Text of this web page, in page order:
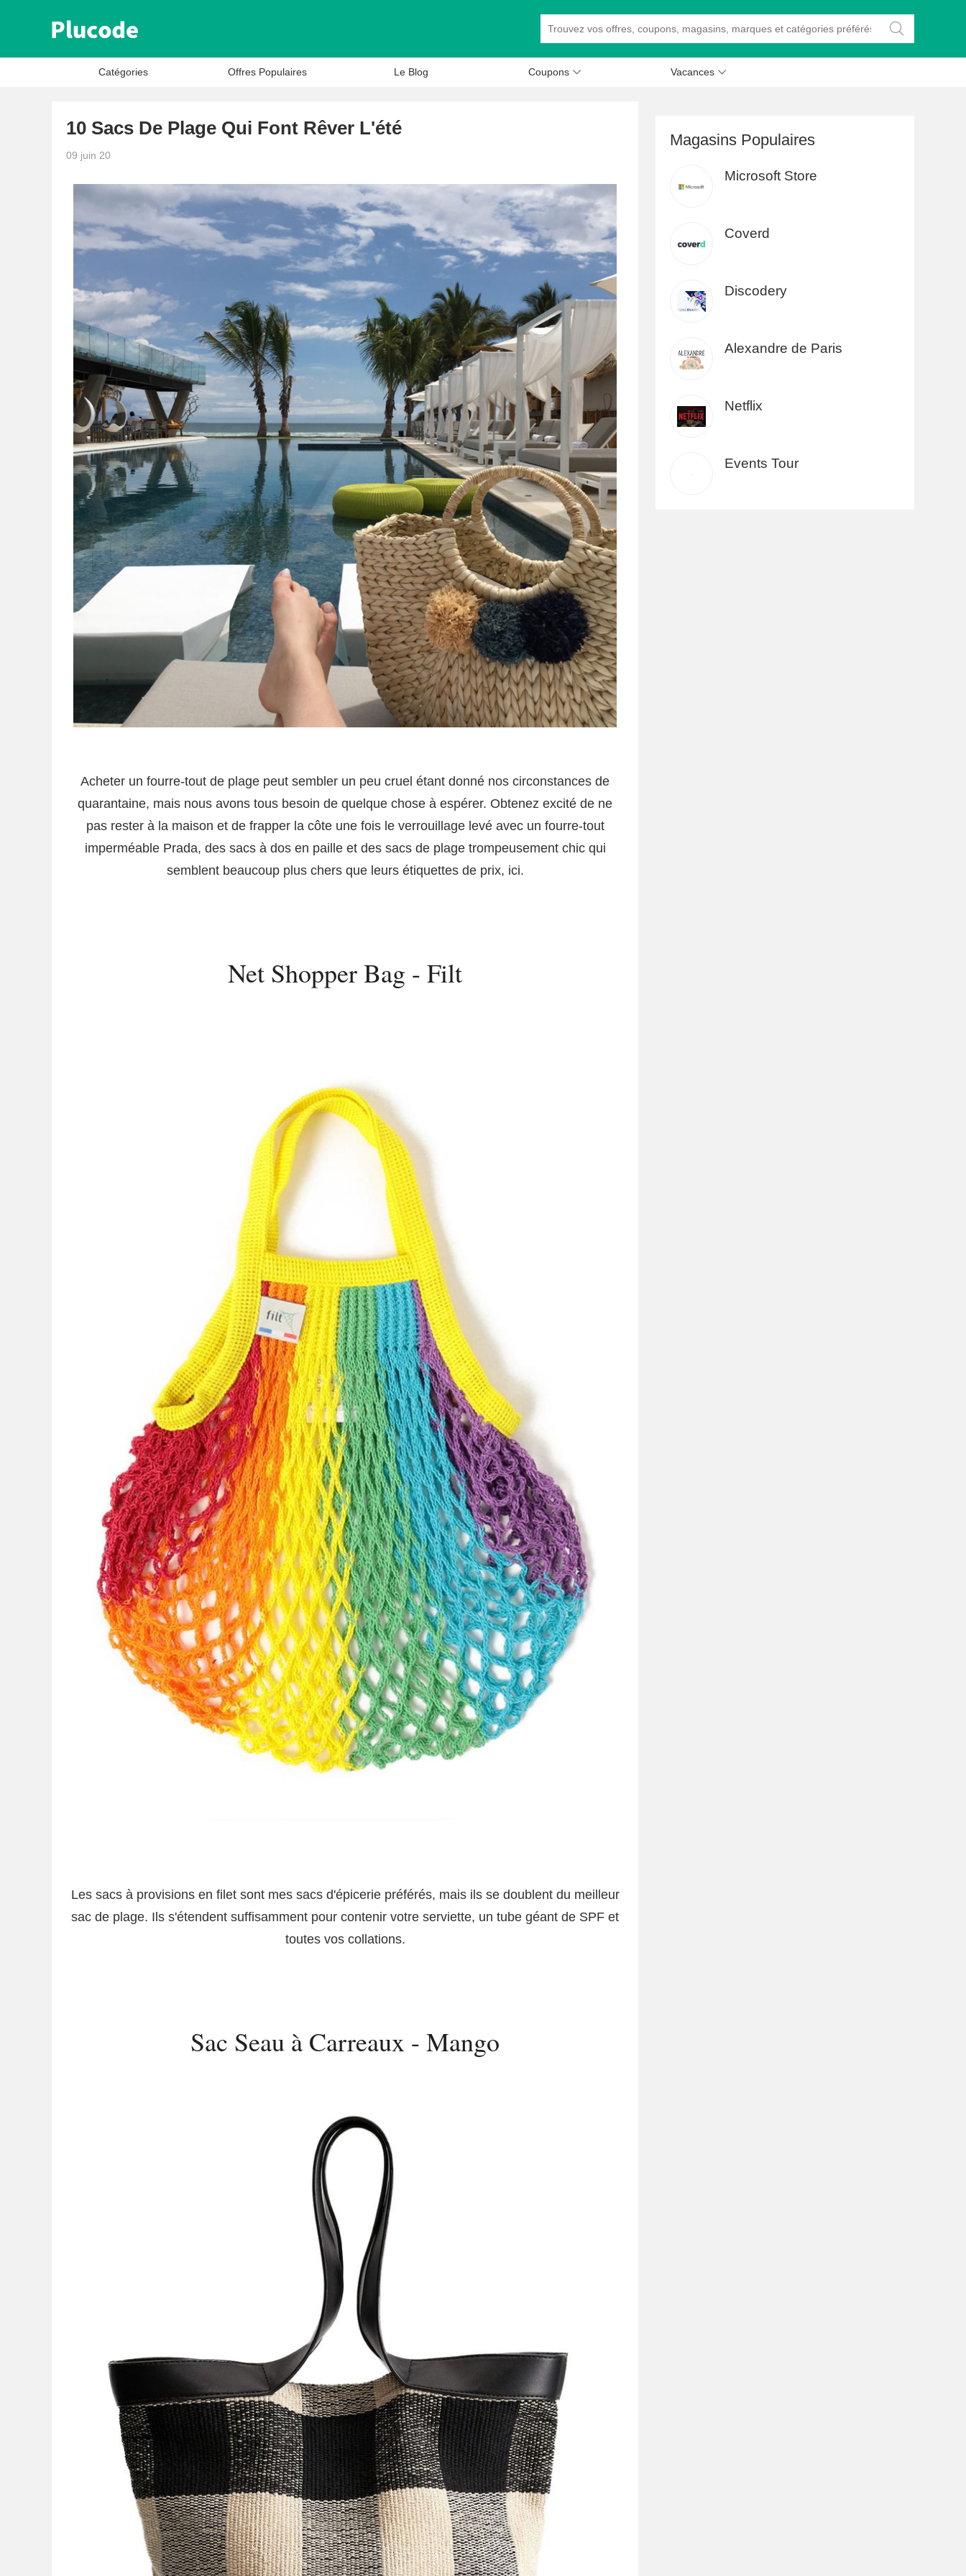

Catégories Offres Populaires Le Blog Coupons  Vacances 
10 Sacs De Plage Qui Font Rêver L'été
09 juin 20
Acheter un fourre-tout de plage peut sembler un peu cruel étant donné nos circonstances de
quarantaine, mais nous avons tous besoin de quelque chose à espérer. Obtenez excité de ne
pas rester à la maison et de frapper la côte une fois le verrouillage levé avec un fourre-tout
imperméable Prada, des sacs à dos en paille et des sacs de plage trompeusement chic qui
semblent beaucoup plus chers que leurs étiquettes de prix, ici.
Net Shopper Bag - Filt
Les sacs à provisions en filet sont mes sacs d'épicerie préférés, mais ils se doublent du meilleur
sac de plage. Ils s'étendent suffisamment pour contenir votre serviette, un tube géant de SPF et
toutes vos collations.
Sac Seau à Carreaux - Mango
Magasins Populaires
Microsoft Store
Coverd
Discodery
Alexandre de Paris
Netflix
Events Tour